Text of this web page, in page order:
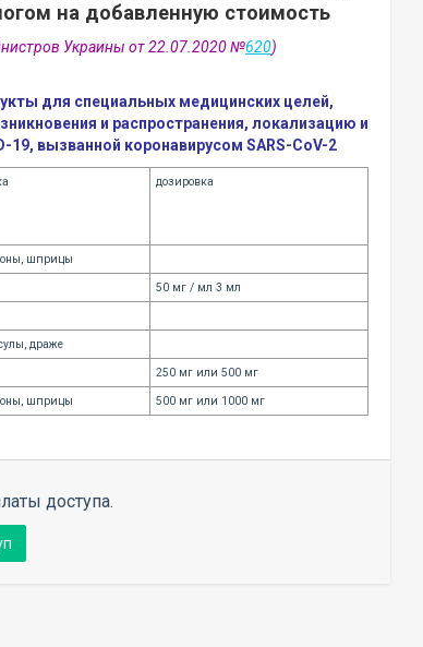
на добавленную стоимость
Украины от 22.07.2020 №620)
для специальных медицинских целей,
и распространения, локализацию и
вызванной коронавирусом SARS-CoV-2
дозировка
шприцы
50 мг / мл 3 мл
драже
250 мг или 500 мг
шприцы 500 мг или 1000 мг
доступа.